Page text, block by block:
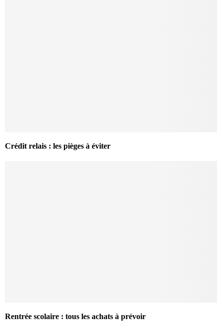
Crédit relais : les pièges à éviter
Rentrée scolaire : tous les achats à prévoir